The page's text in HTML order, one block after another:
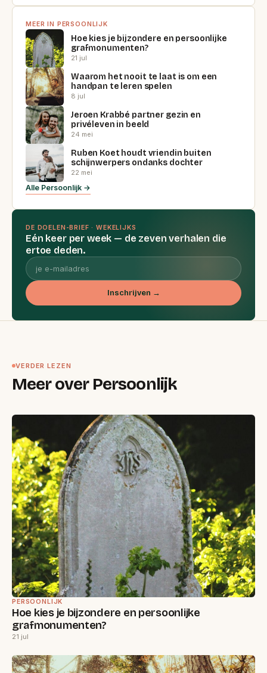
MEER IN PERSOONLIJK
Hoe kies je bijzondere en persoonlijke
grafmonumenten?
21 jul
Waarom het nooit te laat is om een
handpan te leren spelen
8 jul
Jeroen Krabbé partner gezin en
privéleven in beeld
24 mei
Ruben Koet houdt vriendin buiten
schijnwerpers ondanks dochter
22 mei
Alle Persoonlijk →
DE DOELEN-BRIEF · WEKELIJKS
Eén keer per week — de zeven verhalen die
ertoe deden.
Inschrijven →
VERDER LEZEN
Meer over Persoonlijk
PERSOONLIJK
Hoe kies je bijzondere en persoonlijke
grafmonumenten?
21 jul